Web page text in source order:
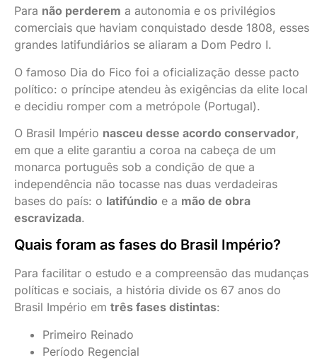
Para não perderem a autonomia e os privilégios
comerciais que haviam conquistado desde 1808, esses
grandes latifundiários se aliaram a Dom Pedro I.
O famoso Dia do Fico foi a oficialização desse pacto
político: o príncipe atendeu às exigências da elite local
e decidiu romper com a metrópole (Portugal).
O Brasil Império nasceu desse acordo conservador,
em que a elite garantiu a coroa na cabeça de um
monarca português sob a condição de que a
independência não tocasse nas duas verdadeiras
bases do país: o latifúndio e a mão de obra
escravizada.
Quais foram as fases do Brasil Império?
Para facilitar o estudo e a compreensão das mudanças
políticas e sociais, a história divide os 67 anos do
Brasil Império em três fases distintas:
Primeiro Reinado
Período Regencial